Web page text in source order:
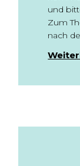
und
Zum
nach